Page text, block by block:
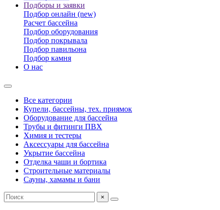
Подборы и заявки
Подбор онлайн (new)
Расчет бассейна
Подбор оборудования
Подбор покрывала
Подбор павильона
Подбор камня
О нас
Все категории
Купели, бассейны, тех. приямок
Оборудование для бассейна
Трубы и фитинги ПВХ
Химия и тестеры
Аксессуары для бассейна
Укрытие бассейна
Отделка чаши и бортика
Строительные материалы
Сауны, хамамы и бани
×